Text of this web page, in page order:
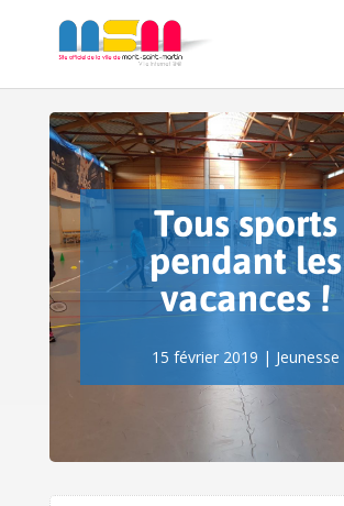
Tous sports
pendant les
vacances !
15 février 2019 | Jeunesse